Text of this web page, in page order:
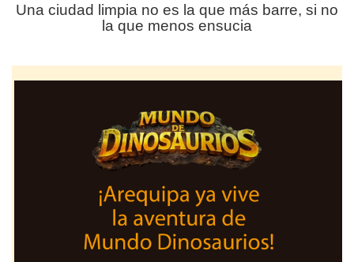
Una ciudad limpia no es la que más barre, si no
la que menos ensucia